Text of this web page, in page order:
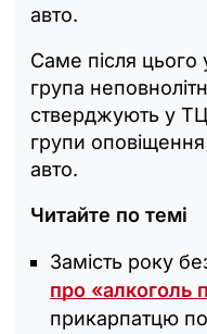
авто.
Саме після цього
група
стверджують у
групи
авто.
Читайте по темі
Замість року
про «алкоголь
прикарпатцю